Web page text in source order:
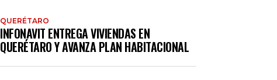
QUERÉTARO
INFONAVIT ENTREGA VIVIENDAS EN
QUERÉTARO Y AVANZA PLAN HABITACIONAL